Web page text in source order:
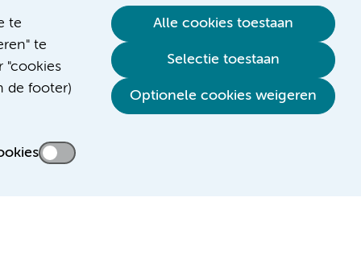
te
te
"cookies
de footer)
Alle cookies toestaan
Selectie toestaan
Optionele cookies weigeren
Verwijzen & diagnostiek